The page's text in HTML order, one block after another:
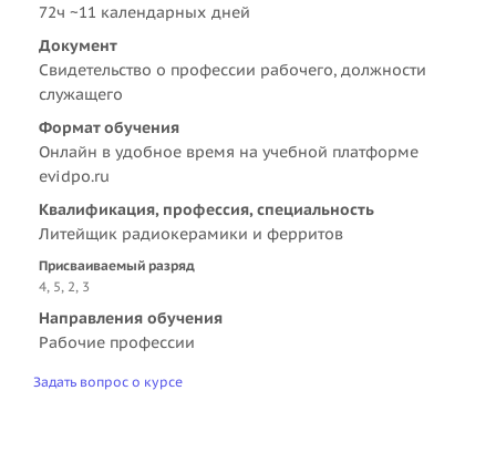
72ч ~11 календарных дней
Документ
Свидетельство о профессии рабочего, должности
служащего
Формат обучения
Онлайн в удобное время на учебной платформе
evidpo.ru
Квалификация, профессия, специальность
Литейщик радиокерамики и ферритов
Присваиваемый разряд
4, 5, 2, 3
Направления обучения
Рабочие профессии
Задать вопрос о курсе